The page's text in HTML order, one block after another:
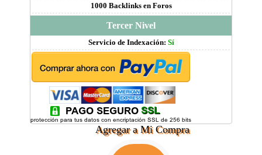
1000 Backlinks en Foros
Tercer Nivel
Servicio de Indexación: Sí
Agregar a Mi Compra